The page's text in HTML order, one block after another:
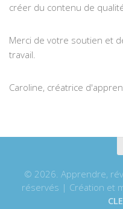
créer du contenu de
Merci de votre soutien et
travail.
Caroline, créatrice
© 2026. Apprendre,
réservés | Création et